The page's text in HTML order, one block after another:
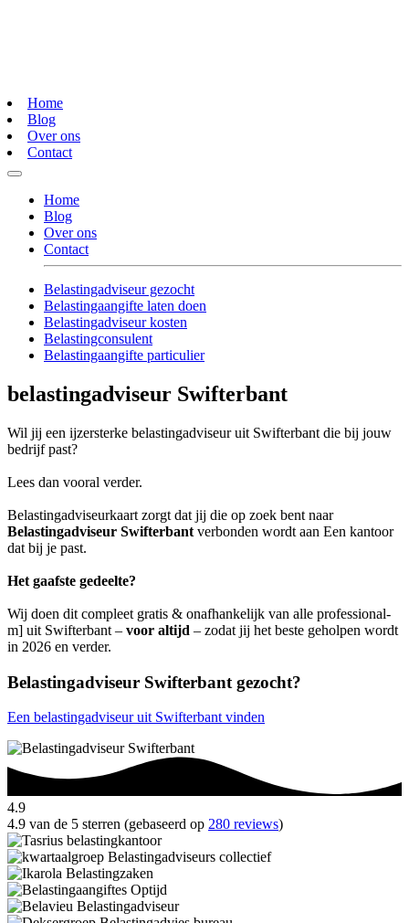
Home
Blog
Over ons
Contact
Home
Blog
Over ons
Contact
Belastingadviseur gezocht
Belastingaangifte laten doen
Belastingadviseur kosten
Belastingconsulent
Belastingaangifte particulier
belastingadviseur Swifterbant
Wil jij een ijzersterke belastingadviseur uit Swifterbant die bij jouw
bedrijf past?
Lees dan vooral verder.
Belastingadviseurkaart zorgt dat jij die op zoek bent naar
Belastingadviseur Swifterbant verbonden wordt aan Een kantoor
dat bij je past.
Het gaafste gedeelte?
Wij doen dit compleet gratis & onafhankelijk van alle professional-
m] uit Swifterbant – voor altijd – zodat jij het beste geholpen wordt
in 2026 en verder.
Belastingadviseur Swifterbant gezocht?
Een belastingadviseur uit Swifterbant vinden
4.9
4.9 van de 5 sterren (gebaseerd op 280 reviews)